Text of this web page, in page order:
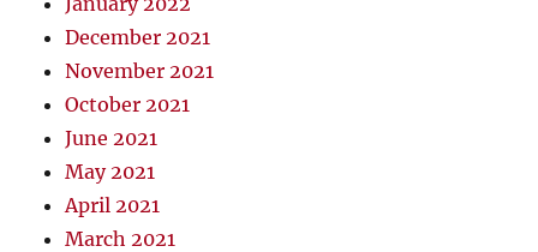
December 2021
November 2021
October 2021
June 2021
May 2021
April 2021
March 2021